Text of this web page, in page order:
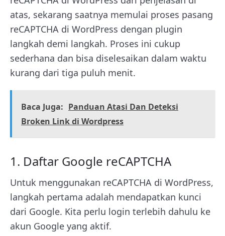
atas, sekarang saatnya memulai proses pasang
reCAPTCHA di WordPress dengan plugin
langkah demi langkah. Proses ini cukup
sederhana dan bisa diselesaikan dalam waktu
kurang dari tiga puluh menit.
Baca Juga: Panduan Atasi Dan Deteksi
Broken Link di Wordpress
1. Daftar Google reCAPTCHA
Untuk menggunakan reCAPTCHA di WordPress,
langkah pertama adalah mendapatkan kunci
dari Google. Kita perlu login terlebih dahulu ke
akun Google yang aktif.